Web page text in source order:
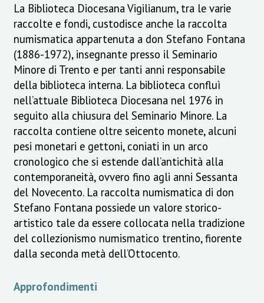
La Biblioteca Diocesana Vigilianum, tra le varie
raccolte e fondi, custodisce anche la raccolta
numismatica appartenuta a don Stefano Fontana
(1886-1972), insegnante presso il Seminario
Minore di Trento e per tanti anni responsabile
della biblioteca interna. La biblioteca confluì
nell’attuale Biblioteca Diocesana nel 1976 in
seguito alla chiusura del Seminario Minore. La
raccolta contiene oltre seicento monete, alcuni
pesi monetari e gettoni, coniati in un arco
cronologico che si estende dall’antichità alla
contemporaneità, ovvero fino agli anni Sessanta
del Novecento. La raccolta numismatica di don
Stefano Fontana possiede un valore storico-
artistico tale da essere collocata nella tradizione
del collezionismo numismatico trentino, fiorente
dalla seconda metà dell’Ottocento.
Approfondimenti